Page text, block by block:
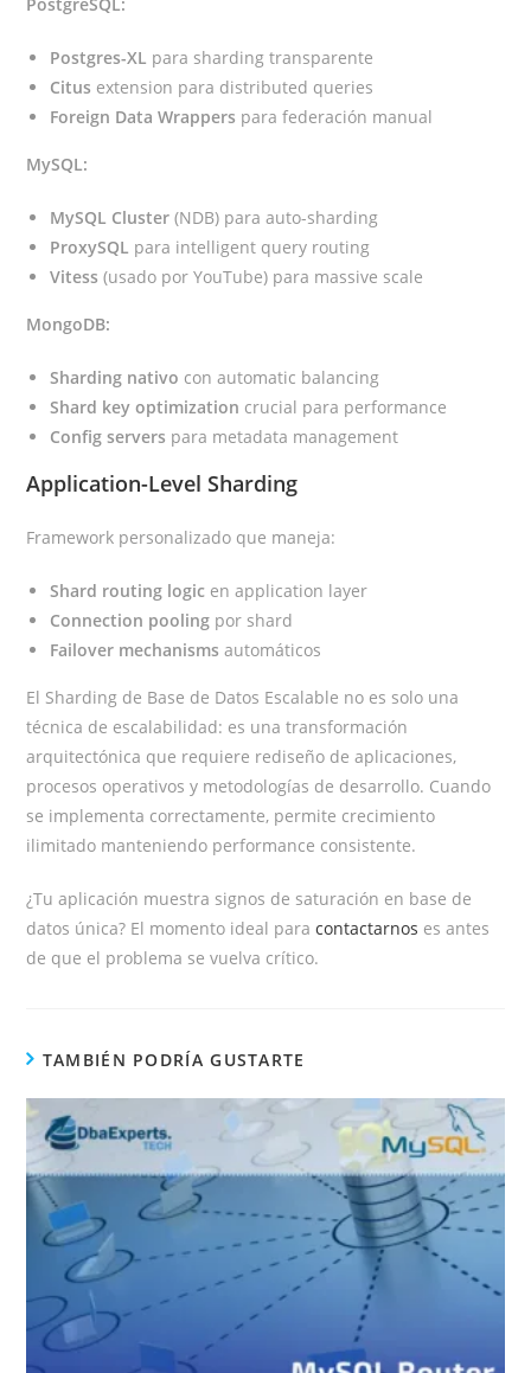
PostgreSQL:
Postgres-XL para sharding transparente
Citus extension para distributed queries
Foreign Data Wrappers para federación manual
MySQL:
MySQL Cluster (NDB) para auto-sharding
ProxySQL para intelligent query routing
Vitess (usado por YouTube) para massive scale
MongoDB:
Sharding nativo con automatic balancing
Shard key optimization crucial para performance
Config servers para metadata management
Application-Level Sharding
Framework personalizado que maneja:
Shard routing logic en application layer
Connection pooling por shard
Failover mechanisms automáticos
El Sharding de Base de Datos Escalable no es solo una
técnica de escalabilidad: es una transformación
arquitectónica que requiere rediseño de aplicaciones,
procesos operativos y metodologías de desarrollo. Cuando
se implementa correctamente, permite crecimiento
ilimitado manteniendo performance consistente.
¿Tu aplicación muestra signos de saturación en base de
datos única? El momento ideal paracontactarnos es antes
de que el problema se vuelva crítico.
TAMBIÉN PODRÍA GUSTARTE